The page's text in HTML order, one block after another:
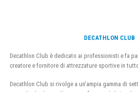
DECATHLON CLUB
Decathlon Club è dedicato ai professionisti e fa
creatore e fornitore di attrezzature sportive in
Decathlon Club si rivolge a un’ampia gamma di